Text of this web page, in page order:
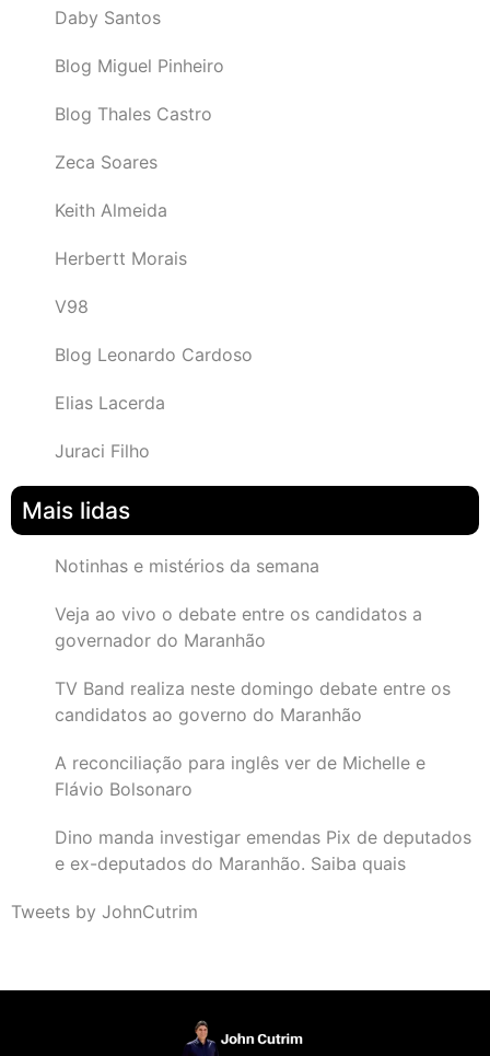
Daby Santos
Blog Miguel Pinheiro
Blog Thales Castro
Zeca Soares
Keith Almeida
Herbertt Morais
V98
Blog Leonardo Cardoso
Elias Lacerda
Juraci Filho
Mais lidas
Notinhas e mistérios da semana
Veja ao vivo o debate entre os candidatos a
governador do Maranhão
TV Band realiza neste domingo debate entre os
candidatos ao governo do Maranhão
A reconciliação para inglês ver de Michelle e
Flávio Bolsonaro
Dino manda investigar emendas Pix de deputados
e ex-deputados do Maranhão. Saiba quais
Tweets by JohnCutrim